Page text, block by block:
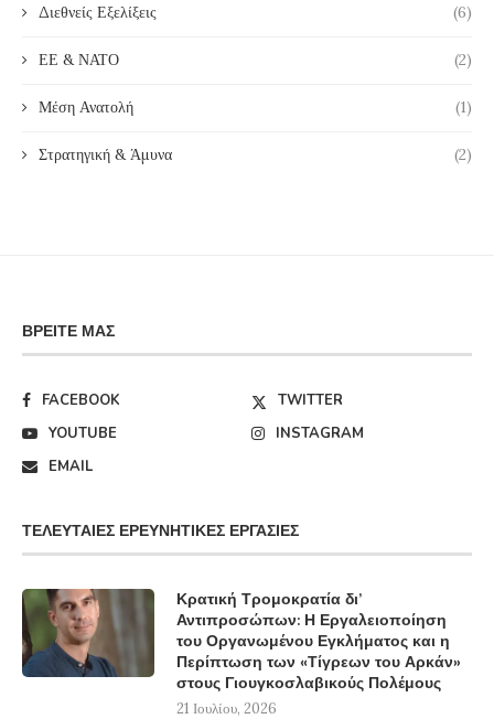
Διεθνείς Εξελίξεις (6)
ΕΕ & ΝΑΤΟ (2)
Μέση Ανατολή (1)
Στρατηγική & Άμυνα (2)
ΒΡΕΊΤΕ ΜΑΣ
FACEBOOK
TWITTER
YOUTUBE
INSTAGRAM
EMAIL
ΤΕΛΕΥΤΑΊΕΣ ΕΡΕΥΝΗΤΙΚΈΣ ΕΡΓΑΣΊΕΣ
Κρατική Τρομοκρατία δι’
Αντιπροσώπων: Η Εργαλειοποίηση
του Οργανωμένου Εγκλήματος και η
Περίπτωση των «Τίγρεων του Αρκάν»
στους Γιουγκοσλαβικούς Πολέμους
21 Ιουλίου, 2026